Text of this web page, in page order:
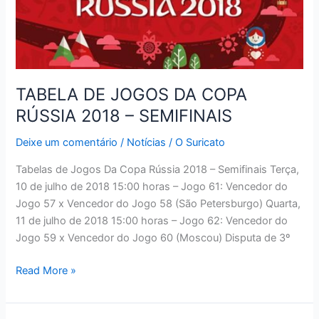
TABELA DE JOGOS DA COPA
RÚSSIA 2018 – SEMIFINAIS
Deixe um comentário / Notícias /O Suricato
Tabelas de Jogos Da Copa Rússia 2018 – Semifinais Terça,
10 de julho de 2018 15:00 horas – Jogo 61: Vencedor do
Jogo 57 x Vencedor do Jogo 58 (São Petersburgo) Quarta,
11 de julho de 2018 15:00 horas – Jogo 62: Vencedor do
Jogo 59 x Vencedor do Jogo 60 (Moscou) Disputa de 3º
TABELA
JOGOS
Read More »